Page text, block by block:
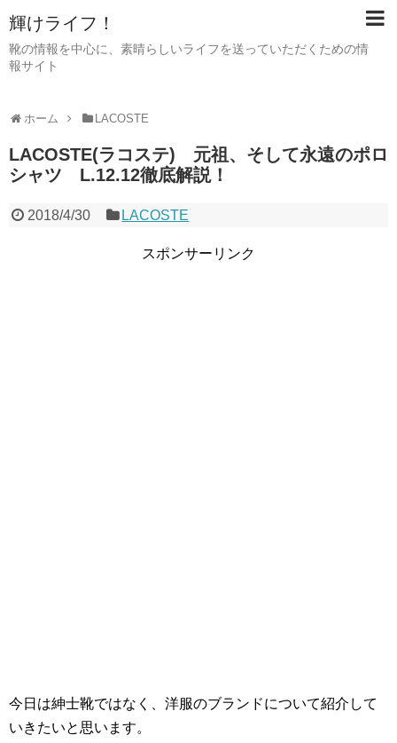
輝けライフ！
靴の情報を中心に、素晴らしいライフを送っていただくための情
報サイト
ホーム LACOSTE
LACOSTE(ラコステ) 元祖、そして永遠のポロ
シャツ L.12.12徹底解説！
2018/4/30 LACOSTE
スポンサーリンク
今日は紳士靴ではなく、洋服のブランドについて紹介して
いきたいと思います。